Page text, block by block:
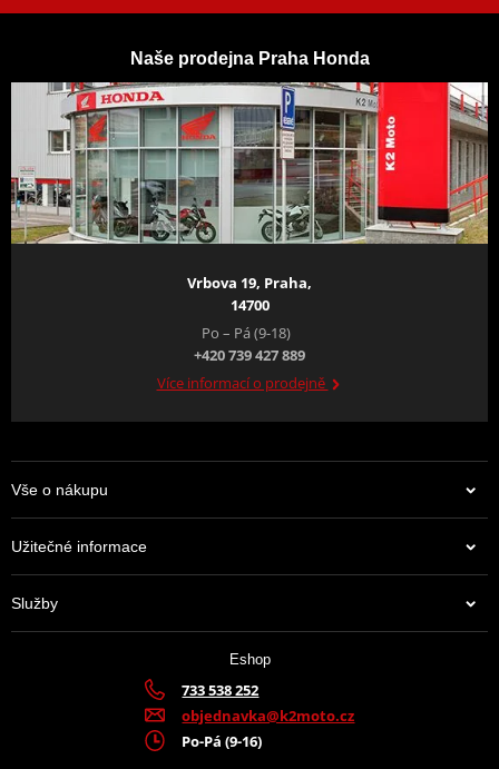
Naše prodejna Praha Honda
Vrbova 19, Praha,
14700
Po – Pá (9-18)
+420 739 427 889
Více informací o prodejně
Vše o nákupu
Užitečné informace
Služby
Eshop
733 538 252
objednavka@k2moto.cz
Po-Pá (9-16)